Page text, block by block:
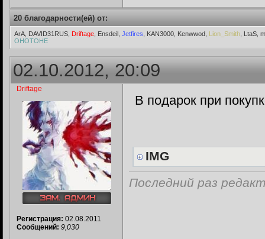
20 благодарности(ей) от:
ArA, DAVID31RUS, Driftage , Ensdeil, Jetfires , KAN3000, Kenwwod, Lion_Smith , LtaS,
ОНОТОНЕ
02.10.2012, 20:09
Driftage
Регистрация: 02.08.2011
Сообщений: 9,030
В подарок при
IMG
Последний раз